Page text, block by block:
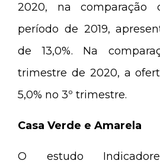
2020, na comparação
período de 2019,
de 13,0%. Na
trimestre de 2020, a
5,0% no 3º trimestre.
Casa Verde e Amarela
O estudo